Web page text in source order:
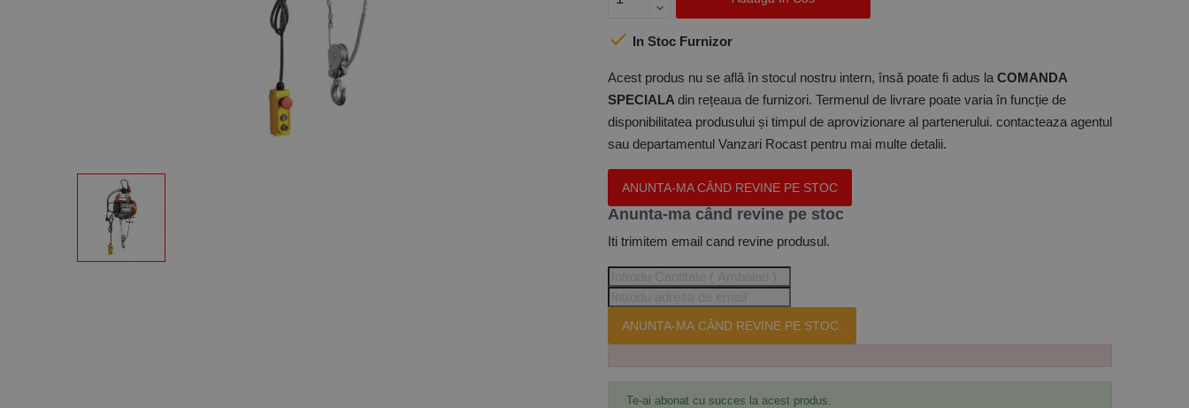
 In Stoc Furnizor
Acest produs nu se află în stocul nostru intern, însă poate fi adus la COMANDA
SPECIALA din rețeaua de furnizori. Termenul de livrare poate varia în funcție de
disponibilitatea produsului și timpul de aprovizionare al partenerului. contacteaza agentul
sau departamentul Vanzari Rocast pentru mai multe detalii.
ANUNTA-MA CÂND REVINE PE STOC
Anunta-ma când revine pe stoc
Iti trimitem email cand revine produsul.
ANUNTA-MA CÂND REVINE PE STOC.
Te-ai abonat cu succes la acest produs.